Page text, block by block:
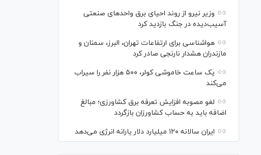
وزیر نیرو از روند احیای برق واحدهای صنعتی
آسیب‌دیده در جنگ بازدید کرد
هواشناسی برای ارتفاعات تهران، البرز، سمنان و
مازندران هشدار نارنجی صادر کرد
یک ساعت خاموشی کولر، ۵۰۰ هزار نفر را سیراب
می‌کند
لغو مصوبه افزایش تعرفه برق کشاورزی؛ مبالغ
اضافه باید به حساب کشاورزان بازگردد
ایران سالانه ۱۲۰ میلیارد دلار یارانه انرژی می‌دهد